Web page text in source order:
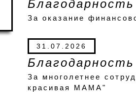
За оказание
31.07.2026
За многолетнее
красивая МАМА"